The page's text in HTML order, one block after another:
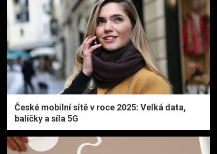
České mobilní sítě v roce 2025: Velká data,
balíčky a síla 5G